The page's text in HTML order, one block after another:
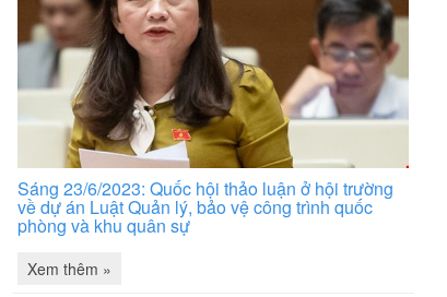
Sáng 23/6/2023: Quốc hội thảo luận ở hội trường
về dự án Luật Quản lý, bảo vệ công trình quốc
phòng và khu quân sự
Xem thêm »